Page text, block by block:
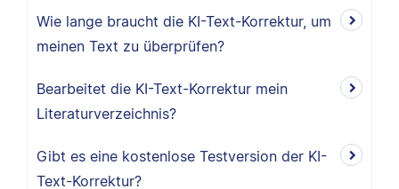
Wie lange braucht die KI-Text-Korrektur, um
meinen Text zu überprüfen?
Bearbeitet die KI-Text-Korrektur mein
Literaturverzeichnis?
Gibt es eine kostenlose Testversion der KI-
Text-Korrektur?